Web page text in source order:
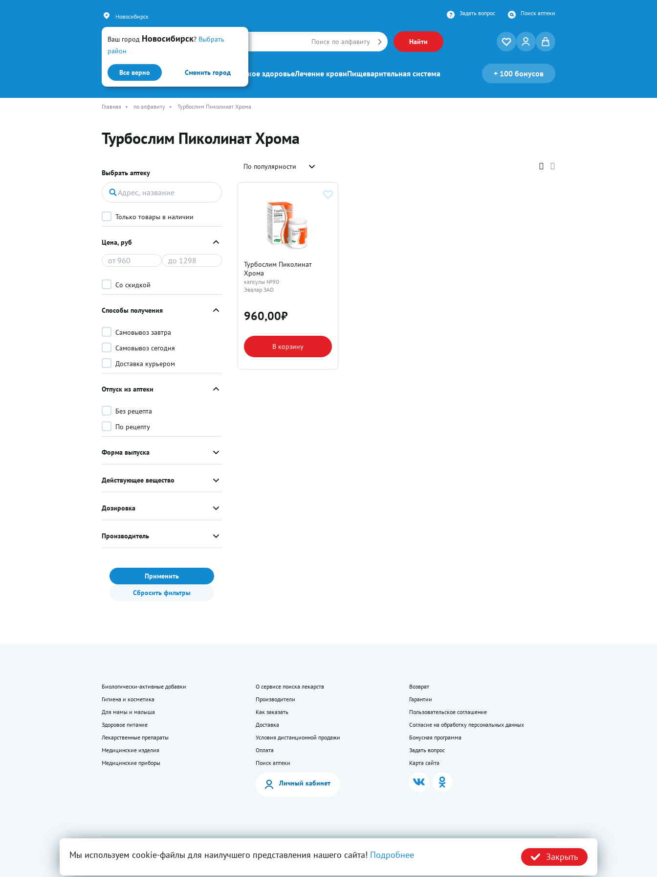
Ваш город Новосибирск? Выбрать
район
Все верно Сменить город
Новосибирск Задать вопрос Поиск аптеки
Искать Поиск по алфавиту Найти
Каталог Простуда и гриппЖенское здоровьеЛечение кровиПищеварительная система + 100 бонусов
Главная • по алфавиту • Турбослим Пиколинат Хрома
Турбослим Пиколинат Хрома
Выбрать аптеку
Только товары в наличии
Цена, руб
Со скидкой
Способы получения
Самовывоз завтра
Самовывоз сегодня
Доставка курьером
Отпуск из аптеки
Без рецепта
По рецепту
Форма выпуска
Действующее вещество
Дозировка
Производитель
Применить
Сбросить фильтры
По популярности
Турбослим Пиколинат
Хрома
капсулы №90
Эвалар ЗАО
960,00₽
В корзину
Биологически-активные добавки
Гигиена и косметика
Для мамы и малыша
Здоровое питание
Лекарственные препараты
Медицинские изделия
Медицинские приборы
О сервисе поиска лекарств
Производители
Как заказать
Доставка
Условия дистанционной продажи
Оплата
Поиск аптеки
Возврат
Гарантии
Пользовательское соглашение
Согласие на обработку персональных данных
Бонусная программа
Задать вопрос
Карта сайта
Личный кабинет
«LEKkupi»
Все права
защищены.
Вся информация на сайте — собственность ООО «Моя аптека». Публикация с сайта www.lekkupi.ru без
разрешения запрещена.
конфиденциальности
Мы используем cookie-файлы для наилучшего представления нашего сайта! Подробнее Закрыть